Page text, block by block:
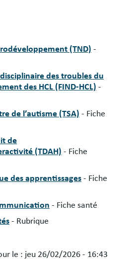
(TND) -
des troubles du
des HCL (FIND-HCL) -
de l’autisme (TSA) - Fiche
de
(TDAH) - Fiche
des apprentissages - Fiche
- Fiche santé
- Rubrique
le : jeu 26/02/2026 - 16:43